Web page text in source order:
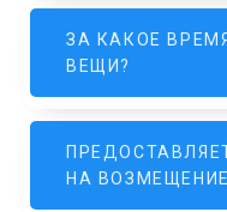
ЗА КАКОЕ
ВЕЩИ?
НА